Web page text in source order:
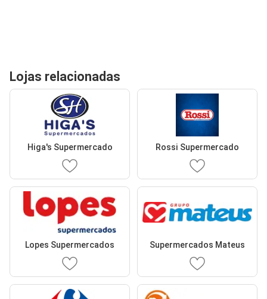
Lojas relacionadas
Higa's Supermercado Rossi Supermercado
Lopes Supermercados Supermercados Mateus